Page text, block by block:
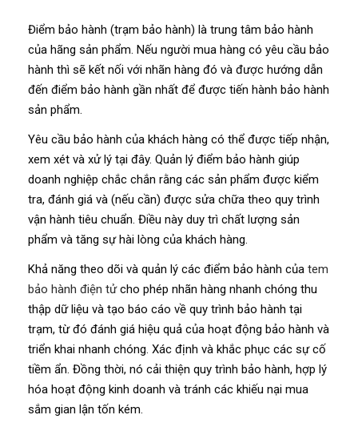
Điểm bảo hành (trạm bảo hành) là trung tâm bảo hành
của hãng sản phẩm. Nếu người mua hàng có yêu cầu bảo
hành thì sẽ kết nối với nhãn hàng đó và được hướng dẫn
đến điểm bảo hành gần nhất để được tiến hành bảo hành
sản phẩm.
Yêu cầu bảo hành của khách hàng có thể được tiếp nhận,
xem xét và xử lý tại đây. Quản lý điểm bảo hành giúp
doanh nghiệp chắc chắn rằng các sản phẩm được kiểm
tra, đánh giá và (nếu cần) được sửa chữa theo quy trình
vận hành tiêu chuẩn. Điều này duy trì chất lượng sản
phẩm và tăng sự hài lòng của khách hàng.
Khả năng theo dõi và quản lý các điểm bảo hành của tem
bảo hành điện tửcho phép nhãn hàng nhanh chóng thu
thập dữ liệu và tạo báo cáo về quy trình bảo hành tại
trạm, từ đó đánh giá hiệu quả của hoạt động bảo hành và
triển khai nhanh chóng. Xác định và khắc phục các sự cố
tiềm ẩn. Đồng thời, nó cải thiện quy trình bảo hành, hợp lý
hóa hoạt động kinh doanh và tránh các khiếu nại mua
sắm gian lận tốn kém.